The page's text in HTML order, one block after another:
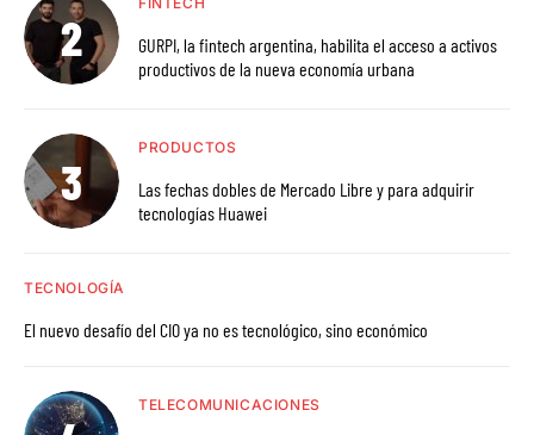
GURPI, la fintech argentina, habilita el acceso a activos
productivos de la nueva economía urbana
PRODUCTOS
Las fechas dobles de Mercado Libre y para adquirir
tecnologías Huawei
TECNOLOGÍA
El nuevo desafío del CIO ya no es tecnológico, sino económico
TELECOMUNICACIONES